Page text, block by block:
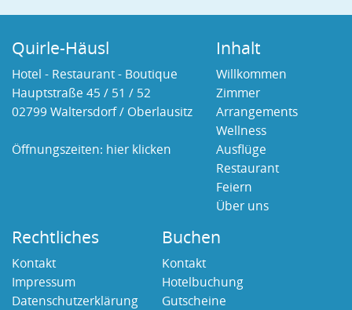
Quirle-Häusl
Hotel - Restaurant - Boutique
Hauptstraße 45 / 51 / 52
02799 Waltersdorf / Oberlausitz
Öffnungszeiten: hier klicken
Inhalt
Willkommen
Zimmer
Arrangements
Wellness
Ausflüge
Restaurant
Feiern
Über uns
Rechtliches
Kontakt
Impressum
Datenschutzerklärung
Buchen
Kontakt
Hotelbuchung
Gutscheine